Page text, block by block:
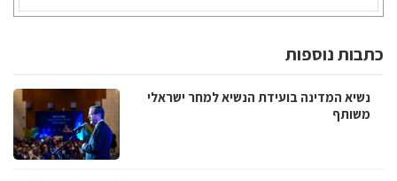
כתבות נוספות
נשיא המדינה בועידת הנשיא למחר ישראלי
משותף